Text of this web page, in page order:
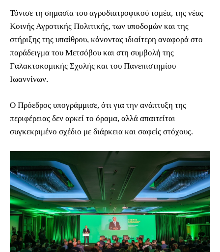
Τόνισε τη σημασία του αγροδιατροφικού τομέα, της νέας
Κοινής Αγροτικής Πολιτικής, των υποδομών και της
στήριξης της υπαίθρου, κάνοντας ιδιαίτερη αναφορά στο
παράδειγμα του Μετσόβου και στη συμβολή της
Γαλακτοκομικής Σχολής και του Πανεπιστημίου
Ιωαννίνων.
Ο Πρόεδρος υπογράμμισε, ότι για την ανάπτυξη της
περιφέρειας δεν αρκεί το όραμα, αλλά απαιτείται
συγκεκριμένο σχέδιο με διάρκεια και σαφείς στόχους.